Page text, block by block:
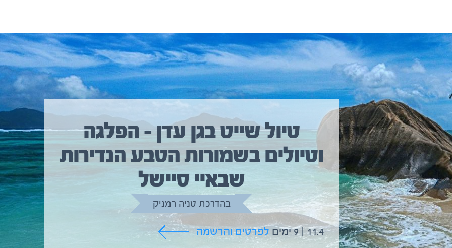
טיול שייט בגן עדן – הפלגה
וטיולים בשמורות הטבע הנדירות
שבאיי סיישל
בהדרכת טניה רמניק
11.4 | 9 ימים לפרטים והרשמה
טיול שייט מקיף איסלנד
בהדרכת גיל יניב
5.6 | 12 ימים לפרטים והרשמה